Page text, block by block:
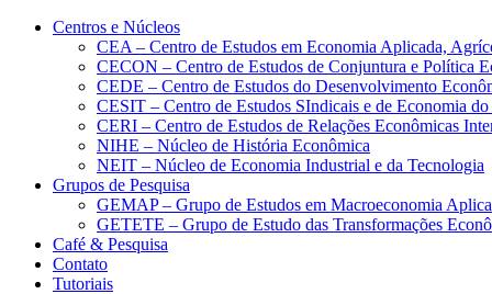
Conteúdo principal Menu principal
Centros e Núcleos
CEA – Centro de Estudos em Economia Aplicada,
CECON – Centro de Estudos de Conjuntura e Política
CEDE – Centro de Estudos do Desenvolvimento
CESIT – Centro de Estudos SIndicais e de Economia
CERI – Centro de Estudos de Relações Econômicas
NIHE – Núcleo de História Econômica
NEIT – Núcleo de Economia Industrial e da Tecnologia
Grupos de Pesquisa
GEMAP – Grupo de Estudos em Macroeconomia
GETETE – Grupo de Estudo das Transformações
Café & Pesquisa
Contato
Tutoriais